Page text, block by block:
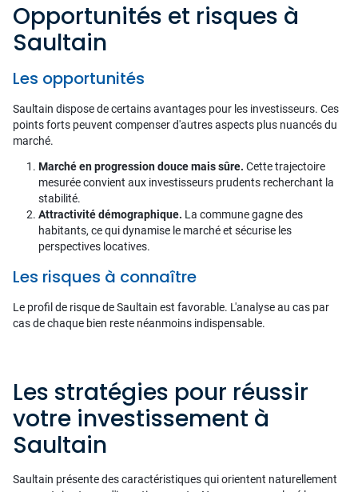
Opportunités et risques à
Saultain
Les opportunités
Saultain dispose de certains avantages pour les investisseurs. Ces
points forts peuvent compenser d'autres aspects plus nuancés du
marché.
Marché en progression douce mais sûre. Cette trajectoire
mesurée convient aux investisseurs prudents recherchant la
stabilité.
Attractivité démographique. La commune gagne des
habitants, ce qui dynamise le marché et sécurise les
perspectives locatives.
Les risques à connaître
Le profil de risque de Saultain est favorable. L'analyse au cas par
cas de chaque bien reste néanmoins indispensable.
Les stratégies pour réussir
votre investissement à
Saultain
Saultain présente des caractéristiques qui orientent naturellement